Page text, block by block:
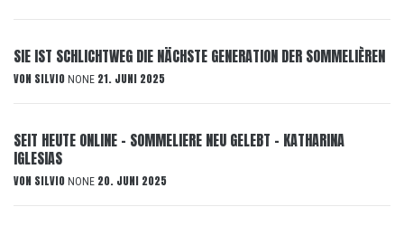
SIE IST SCHLICHTWEG DIE NÄCHSTE GENERATION DER SOMMELIÈREN
VON SILVIO NONE 21. JUNI 2025
SEIT HEUTE ONLINE – SOMMELIERE NEU GELEBT – KATHARINA
IGLESIAS
VON SILVIO NONE 20. JUNI 2025